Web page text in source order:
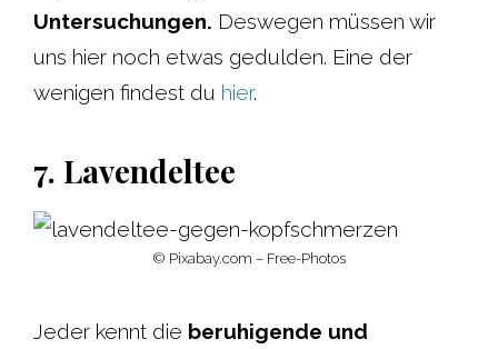
Untersuchungen. Deswegen müssen wir
uns hier noch etwas gedulden. Eine der
wenigen findest du hier.
7. Lavendeltee
© Pixabay.com – Free-Photos
Jeder kennt die beruhigende und